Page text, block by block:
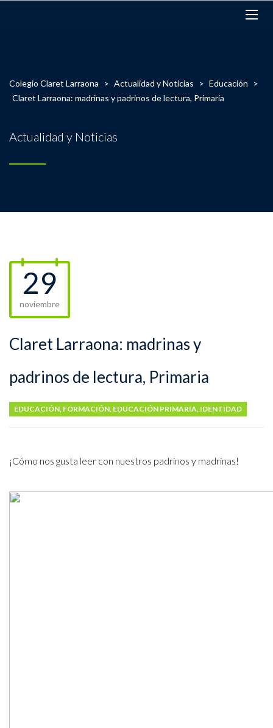
Colegio Claret Larraona > Actualidad y Noticias > Educación
>
Claret Larraona: madrinas y padrinos de lectura, Primaria
Actualidad y Noticias
29
noviembre
Claret Larraona: madrinas y
padrinos de lectura, Primaria
EDUCACIÓN, FORMACIÓN, EDUCACIÓN PRIMARIA, IDENTIDAD
¡Cómo nos gusta leer con nuestros padrinos y madrinas!